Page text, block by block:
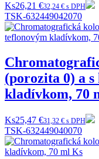
Ks26,21 €32,24 € s DPH
TSK-632449042070
(porozita 0) a
kladívkom, 70
Ks25,47 €31,32 € s DPH
TSK-632449040070